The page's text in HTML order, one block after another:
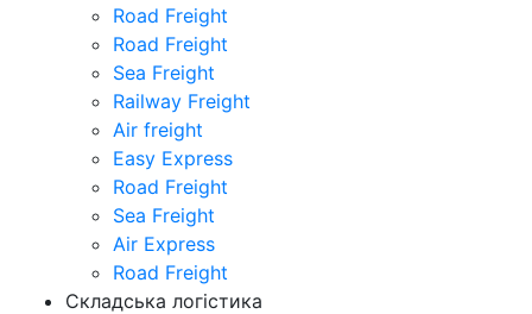
Road Freight
Road Freight
Sea Freight
Railway Freight
Air freight
Easy Express
Road Freight
Sea Freight
Air Express
Road Freight
Складська логістика